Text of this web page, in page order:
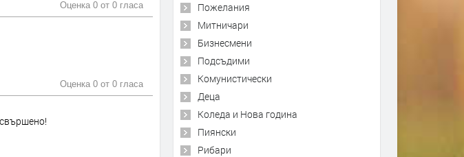
Оценка 0 от 0 гласа
Оценка 0 от 0 гласа
Пожелания
Митничари
Бизнесмени
Подсъдими
Комунистически
Деца
Коледа и Нова година
Пиянски
Рибари